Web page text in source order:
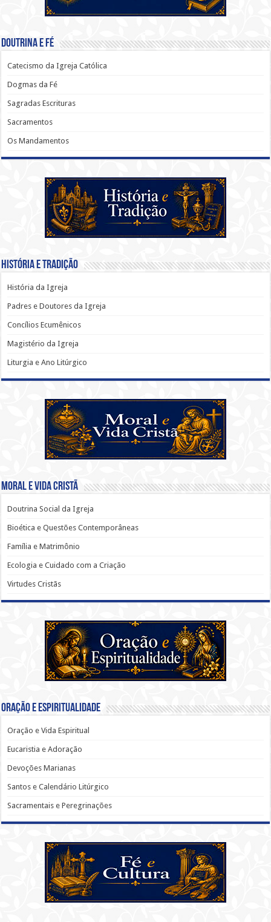
Doutrina e Fé
Catecismo da Igreja Católica
Dogmas da Fé
Sagradas Escrituras
Sacramentos
Os Mandamentos
História e Tradição
História da Igreja
Padres e Doutores da Igreja
Concílios Ecumênicos
Magistério da Igreja
Liturgia e Ano Litúrgico
Moral e Vida Cristã
Doutrina Social da Igreja
Bioética e Questões Contemporâneas
Família e Matrimônio
Ecologia e Cuidado com a Criação
Virtudes Cristãs
Oração e Espiritualidade
Oração e Vida Espiritual
Eucaristia e Adoração
Devoções Marianas
Santos e Calendário Litúrgico
Sacramentais e Peregrinações